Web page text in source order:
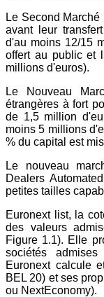
Le Second
avant leur
d'au moins 12/15
offert au public et
millions d'euros).
Le Nouveau
étrangères à fort
de 1,5 million
moins 5 millions
% du capital est
Le nouveau
Dealers
petites tailles
Euronext list, la
des valeurs
Figure 1.1). Elle
sociétés
Euronext calcule
BEL 20) et ses
ou NextEconomy).